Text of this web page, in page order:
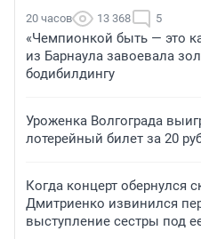
20 часов 13 368 5
«Чемпионкой быть — это
из Барнаула завоевала
бодибилдингу
Уроженка Волгограда
лотерейный билет за 20
Когда концерт обернулся
Дмитриенко извинился
выступление сестры под